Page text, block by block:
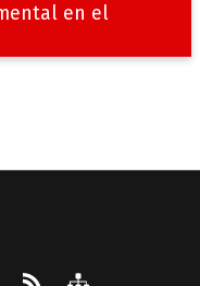
en el